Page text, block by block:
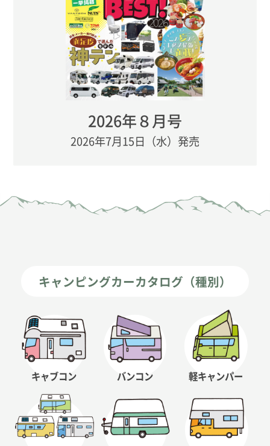
2026年８月号
2026年7月15日（水）発売
キャンピングカーカタログ（種別）
キャブコン バンコン 軽キャンパー